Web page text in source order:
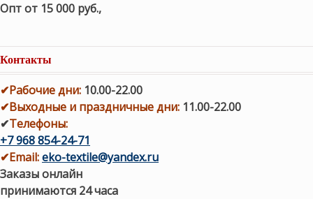
Опт от 15 000 руб.,
Контакты
✔Рабочие дни: 10.00-22.00
✔Выходные и праздничные дни: 11.00-22.00
✔Телефоны:
+7 968 854-24-71
✔Email:eko-textile@yandex.ru
Заказы онлайн
принимаются 24 часа